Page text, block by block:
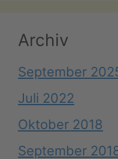
Archiv
September
Juli 2022
Oktober 2018
September